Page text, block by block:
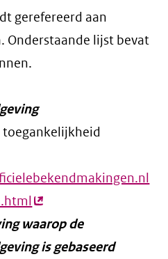
gerefereerd aan
Onderstaande lijst bevat
(externe
link)
waarop de
is gebaseerd